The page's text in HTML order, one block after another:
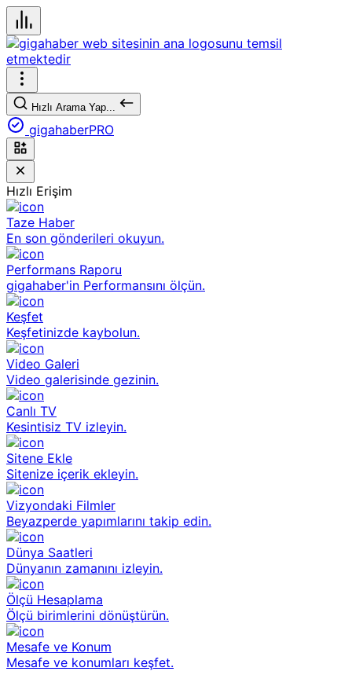
Hızlı Arama Yap...
gigahaberPRO
Hızlı Erişim
Taze Haber
En son gönderileri okuyun.
Performans Raporu
gigahaber'in Performansını ölçün.
Keşfet
Keşfetinizde kaybolun.
Video Galeri
Video galerisinde gezinin.
Canlı TV
Kesintisiz TV izleyin.
Sitene Ekle
Sitenize içerik ekleyin.
Vizyondaki Filmler
Beyazperde yapımlarını takip edin.
Dünya Saatleri
Dünyanın zamanını izleyin.
Ölçü Hesaplama
Ölçü birimlerini dönüştürün.
Mesafe ve Konum
Mesafe ve konumları keşfet.